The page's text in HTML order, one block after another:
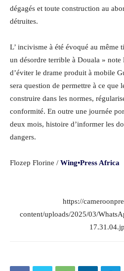
dégagés et toute construction au
détruites.
L’ incivisme à été évoqué au
un désordre terrible à Douala »
d’éviter le drame produit à mobile
sera question de permettre à ce que
construire dans les normes,
conformité. En outre une journée
deux mois, histoire d’informer les
dangers.
Flozep Florine / Wing•Press Africa
https://
content/uploads/2025/03/